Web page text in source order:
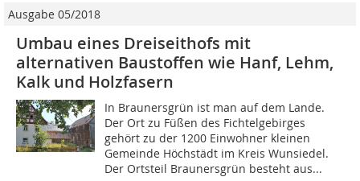
Ausgabe 05/2018
Umbau eines Dreiseithofs mit
alternativen Baustoffen wie Hanf, Lehm,
Kalk und Holzfasern
In Braunersgrün ist man auf dem Lande.
Der Ort zu Füßen des Fichtelgebirges
gehört zu der 1200 Einwohner kleinen
Gemeinde Höchstädt im Kreis Wunsiedel.
Der Ortsteil Braunersgrün besteht aus...